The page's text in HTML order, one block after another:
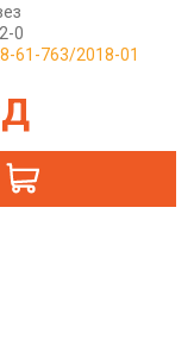
0
61-763/2018-01